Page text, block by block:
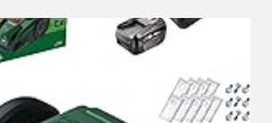
2
500
OHNE